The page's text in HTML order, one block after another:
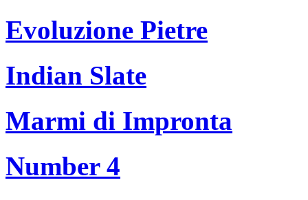
Evoluzione Pietre
Indian Slate
Marmi di Impronta
Number 4